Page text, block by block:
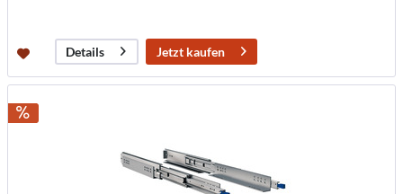
Details Jetzt kaufen